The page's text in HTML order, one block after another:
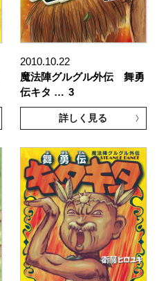
2010.10.22
魔法陣グルグル外伝 舞勇
伝キタ … 3
詳しく見る